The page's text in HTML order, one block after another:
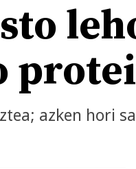
azken hori